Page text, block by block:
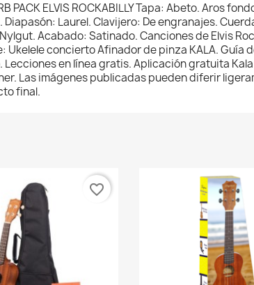
PACK ELVIS ROCKABILLY Tapa: Abeto. Aros
Diapasón: Laurel. Clavijero: De engranajes.
Acabado: Satinado. Canciones de Elvis
Ukelele concierto Afinador de pinza KALA. Guía
Lecciones en línea gratis. Aplicación gratuita
Las imágenes publicadas pueden diferir
final.
favorite_border